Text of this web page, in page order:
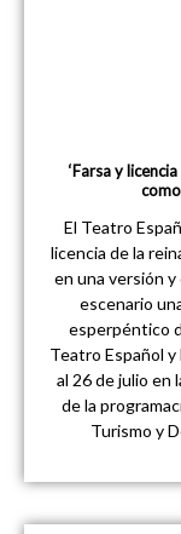
‘Farsa y
El Teatro
licencia de la
en una versión
escenario
esperpéntico
Teatro Español y
al 26 de julio en
de la
Turismo y